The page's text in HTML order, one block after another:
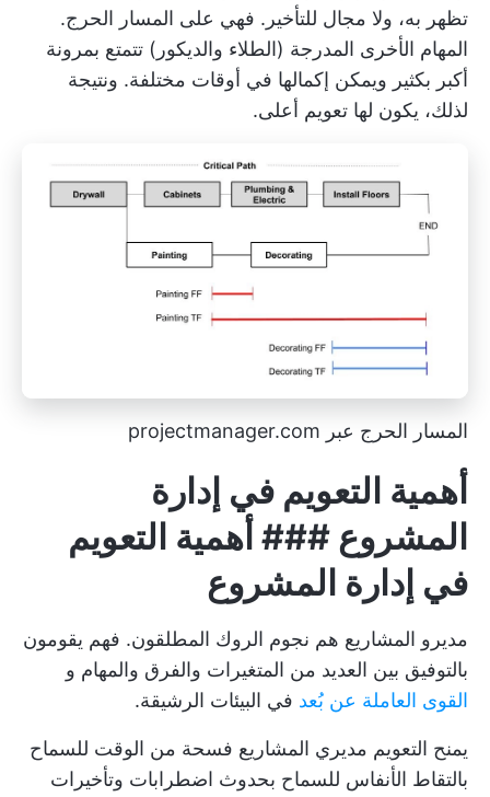
تظهر به، ولا مجال للتأخير. فهي على المسار الحرج.
المهام الأخرى المدرجة (الطلاء والديكور) تتمتع بمرونة
أكبر بكثير ويمكن إكمالها في أوقات مختلفة. ونتيجة
لذلك، يكون لها تعويم أعلى.
المسار الحرج عبر projectmanager.com
أهمية التعويم في إدارة
المشروع ### أهمية التعويم
في إدارة المشروع
مديرو المشاريع هم نجوم الروك المطلقون. فهم يقومون
بالتوفيق بين العديد من المتغيرات والفرق والمهام و
القوى العاملة عن بُعد في البيئات الرشيقة.
يمنح التعويم مديري المشاريع فسحة من الوقت للسماح
بالتقاط الأنفاس للسماح بحدوث اضطرابات وتأخيرات